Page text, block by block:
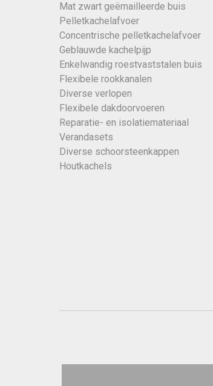
Mat zwart geëmailleerde buis
Pelletkachelafvoer
Concentrische pelletkachelafvoer
Geblauwde kachelpijp
Enkelwandig roestvaststalen buis
Flexibele rookkanalen
Diverse verlopen
Flexibele dakdoorvoeren
Reparatie- en isolatiemateriaal
Verandasets
Diverse schoorsteenkappen
Houtkachels